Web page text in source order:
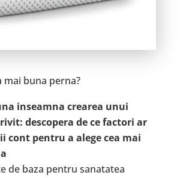
mai buna perna?
inseamna crearea unui
descopera de ce factori ar
cont pentru a alege cea mai
de baza pentru sanatatea